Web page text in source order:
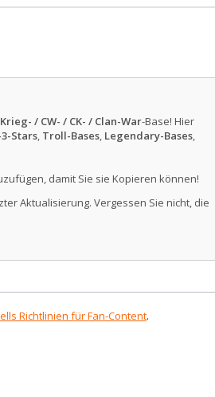
/ CW- / CK- / Clan-War-Base! Hier
Stars, Troll-Bases, Legendary-Bases,
damit Sie sie Kopieren können!
Aktualisierung. Vergessen Sie nicht, die
Richtlinien für Fan-Content.